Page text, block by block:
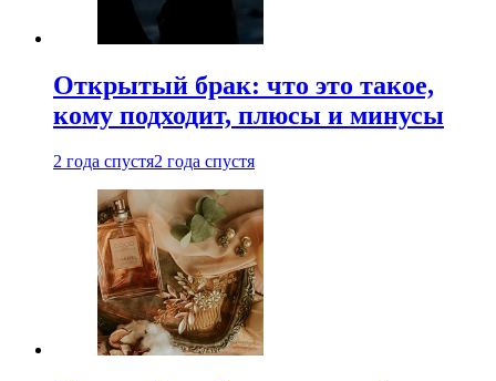
Открытый брак: что это такое,
кому подходит, плюсы и минусы
2 года спустя2 года спустя